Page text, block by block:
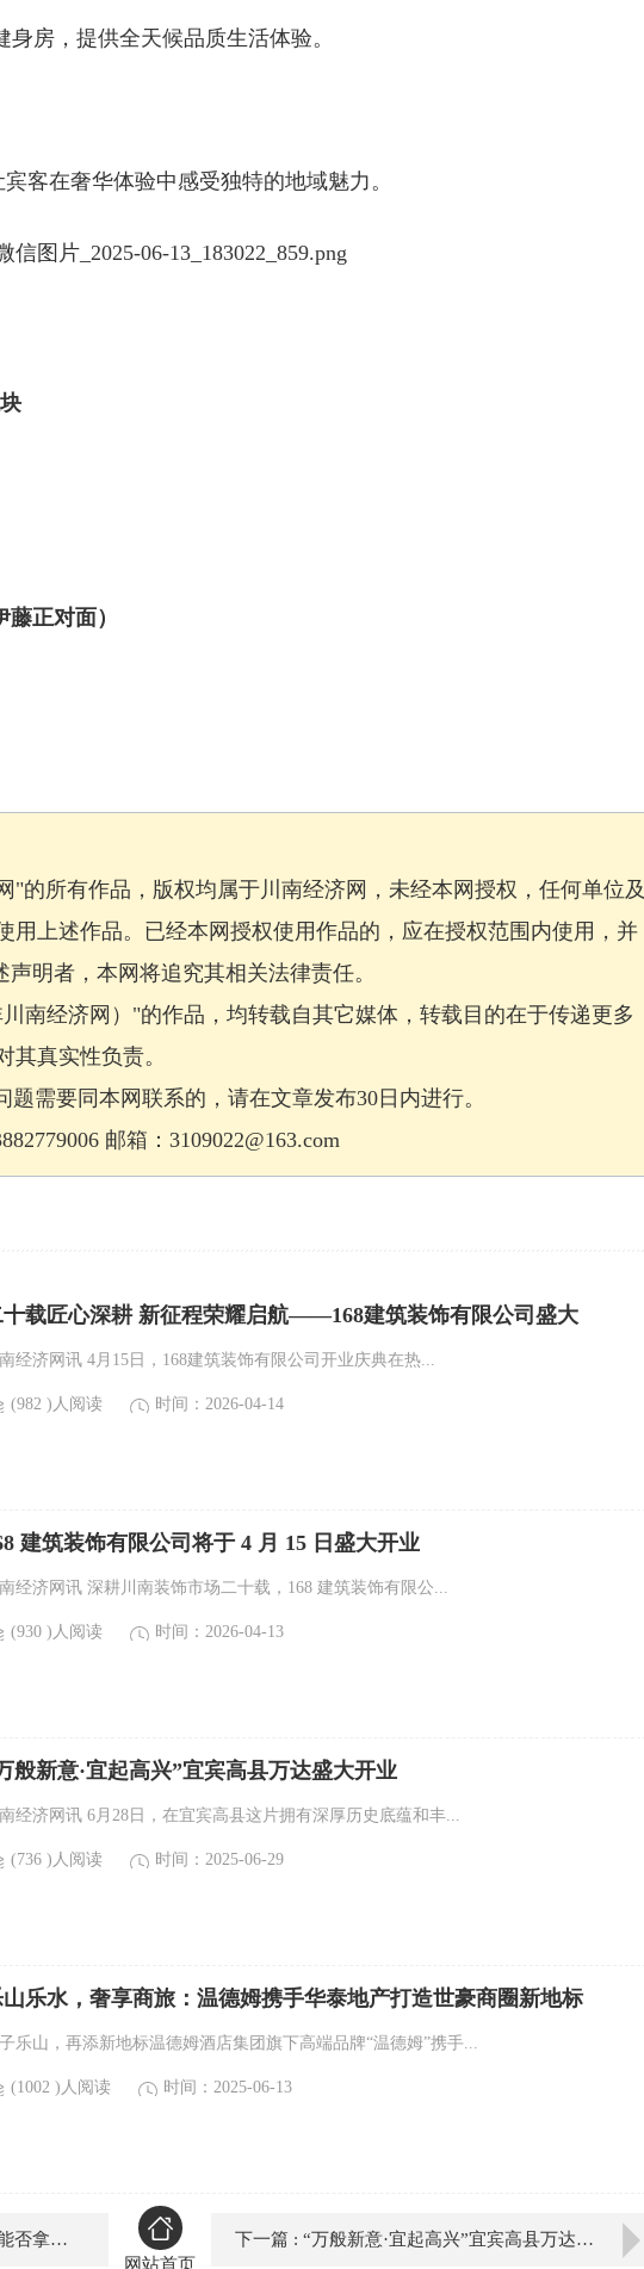
房，提供全天候品质生活体验。
客在奢华体验中感受独特的地域魅力。
正对面）
的所有作品，版权均属于川南经济网，未经本网授权，任何单位及
用上述作品。已经本网授权使用作品的，应在授权范围内使用，并
明者，本网将追究其相关法律责任。
经济网）"的作品，均转载自其它媒体，转载目的在于传递更多
真实性负责。
需要同本网联系的，请在文章发布30日内进行。
邮箱：3109022@163.com
十载匠心深耕 新征程荣耀启航——168建筑装饰有限公司盛大
经济网讯 4月15日，168建筑装饰有限公司开业庆典在热...
(982 )人阅读 时间：2026-04-14
建筑装饰有限公司将于 4 月 15 日盛大开业
经济网讯 深耕川南装饰市场二十载，168 建筑装饰有限公...
(930 )人阅读 时间：2026-04-13
般新意·宜起高兴”宜宾高县万达盛大开业
经济网讯 6月28日，在宜宾高县这片拥有深厚历史底蕴和丰...
(736 )人阅读 时间：2025-06-29
乐水，奢享商旅：温德姆携手华泰地产打造世豪商圈新地标
乐山，再添新地标温德姆酒店集团旗下高端品牌“温德姆”携手...
(1002 )人阅读 时间：2025-06-13
上一篇 : 商品房烂尾，首付款和利息能否拿回？连云港法院这样判了
网站首页
下一篇 : “万般新意·宜起高兴”宜宾高县万达盛大开业